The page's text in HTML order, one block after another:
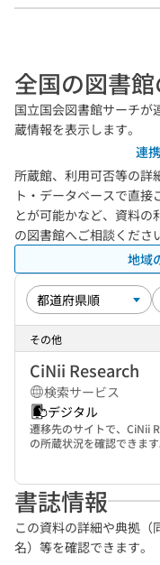
全国の図書
国立国会図書館サーチが
蔵情報を表示します。
連
所蔵館、利用可否等の詳
ト・データベースで直
とが可能かなど、資料の
の図書館へご相談くださ
地域
その他
CiNii Research
検索サービス
デジタル
遷移先のサイトで、CiNii
の所蔵状況を確認できます
書誌情報
この資料の詳細や典拠
名）等を確認できます。